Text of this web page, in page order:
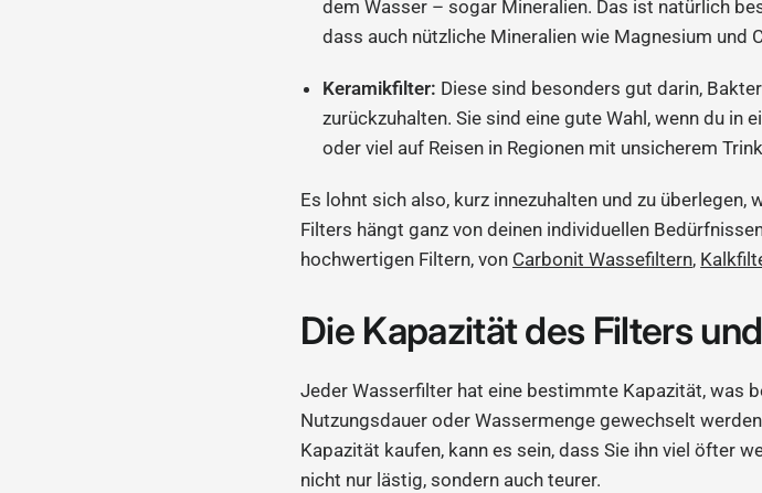
dem Wasser – sogar Mineralien. Das ist natürlich
dass auch nützliche Mineralien wie Magnesium und
Keramikfilter: Diese sind besonders gut darin,
zurückzuhalten. Sie sind eine gute Wahl, wenn du
oder viel auf Reisen in Regionen mit unsicherem
Es lohnt sich also, kurz innezuhalten und zu
Filters hängt ganz von deinen individuellen
hochwertigen Filtern, von Carbonit Wassefiltern,
Die Kapazität des Filters
Jeder Wasserfilter hat eine bestimmte Kapazität, was
Nutzungsdauer oder Wassermenge gewechselt
Kapazität kaufen, kann es sein, dass Sie ihn viel öfter
nicht nur lästig, sondern auch teurer.